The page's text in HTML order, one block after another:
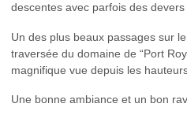
descentes avec parfois des
Un des plus beaux passages sur
traversée du domaine de “Port
magnifique vue depuis les
Une bonne ambiance et un bon